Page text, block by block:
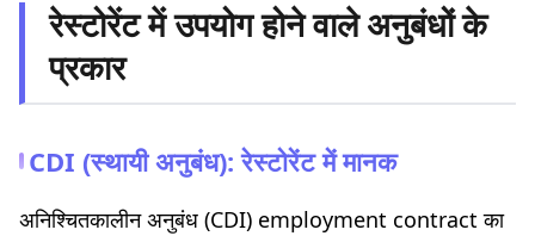
रेस्टोरेंट में उपयोग होने वाले अनुबंधों के
प्रकार
CDI (स्थायी अनुबंध): रेस्टोरेंट में मानक
अनिश्चितकालीन अनुबंध (CDI) employment contract का